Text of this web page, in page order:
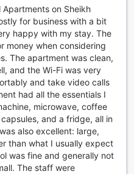
nähtävyyksien
Jos haluat liikkua
tai tilata
alueella on myös
mielenrauhasta, kun
parkissa. Valet-parking -
saapumisesta ja
City Premiere Hotel
liikennepalvelut on
mahdollisimman
Hotel Apartments -
on Sheikh
for business with a bit
happy with my stay. The
money when considering
The apartment was clean,
and the Wi-Fi was very
and take video calls
had all the essentials I
microwave, coffee
and a fridge, all in
also excellent: large,
than what I usually expect
was fine and generally not
The staff were